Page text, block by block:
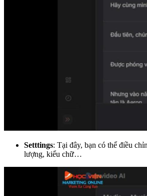
Setttings: Tại đây, bạn có thể điều
lượng, kiểu chữ…